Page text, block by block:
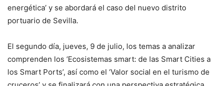
energética’ y se abordará el caso del nuevo distrito
portuario de Sevilla.
El segundo día, jueves, 9 de julio, los temas a analizar
comprenden los ‘Ecosistemas smart: de las Smart Cities a
los Smart Ports’, así como el ‘Valor social en el turismo de